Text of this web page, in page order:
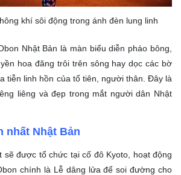
khí sôi động trong ánh đèn lung linh
Nhật Bản là màn biểu diễn pháo bông,
hoa đăng trôi trên sông hay dọc các bờ
tiễn linh hồn của tổ tiên, người thân. Đây là
liêng và đẹp trong mắt người dân Nhật
nhất Nhật Bản
sẽ được tổ chức tại cố đô Kyoto, hoạt động
chính là Lễ dâng lửa để soi đường cho